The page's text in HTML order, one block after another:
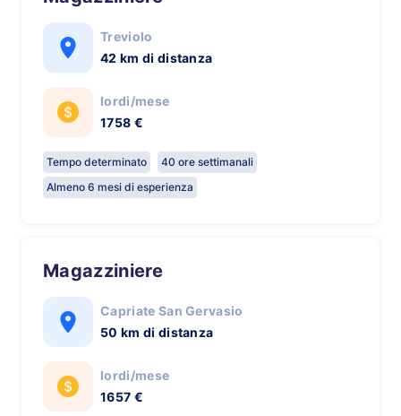
Treviolo
42 km di distanza
lordi/mese
1758 €
Tempo determinato
40 ore settimanali
Almeno 6 mesi di esperienza
Magazziniere
Capriate San Gervasio
50 km di distanza
lordi/mese
1657 €